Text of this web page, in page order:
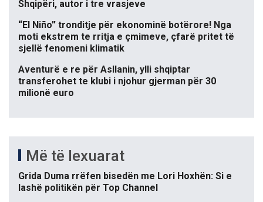
Shqipëri, autor i tre vrasjeve
“El Niño” tronditje për ekonominë botërore! Nga
moti ekstrem te rritja e çmimeve, çfarë pritet të
sjellë fenomeni klimatik
Aventurë e re për Asllanin, ylli shqiptar
transferohet te klubi i njohur gjerman për 30
milionë euro
Më të lexuarat
Grida Duma rrëfen bisedën me Lori Hoxhën: Si e
lashë politikën për Top Channel